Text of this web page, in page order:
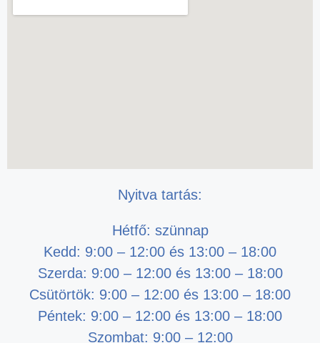
Nyitva tartás:
Hétfő: szünnap
Kedd: 9:00 – 12:00 és 13:00 – 18:00
Szerda: 9:00 – 12:00 és 13:00 – 18:00
Csütörtök: 9:00 – 12:00 és 13:00 – 18:00
Péntek: 9:00 – 12:00 és 13:00 – 18:00
Szombat: 9:00 – 12:00